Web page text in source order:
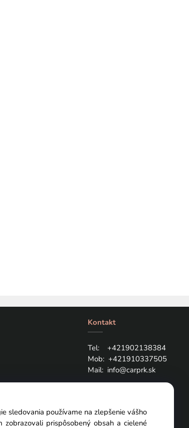
Kontakt
Tel: +421902138384
Mob: +421910337505
Mail: info@carprk.sk
sledovania používame na zlepšenie vášho
prispôsobený obsah a cielené